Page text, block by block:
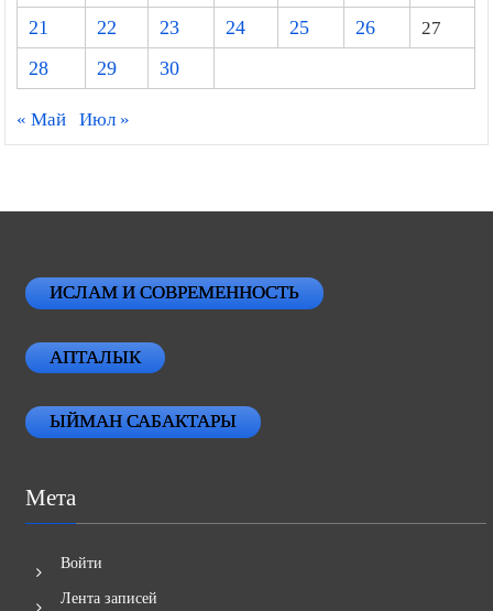
21
22 23 24 25 26
27
28
29 30
« Май Июл »
ИСЛАМ И СОВРЕМЕННОСТЬ
АПТАЛЫК
ЫЙМАН САБАКТАРЫ
Мета
Войти
Лента записей